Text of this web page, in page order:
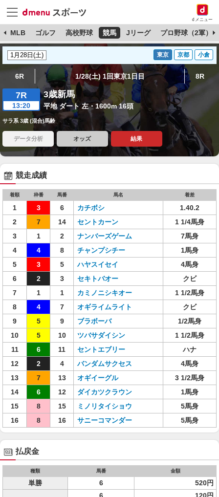
dメニュー
MLB ゴルフ 高校野球 競馬 Jリーグ プロ野球（2軍）
東京 京都 小倉
6R 1/28(土) 1回東京1日目 8R
7R
13:20
3歳新馬
平地 ダート 左・1600m 16頭
サラ系 3歳 (混合)馬齢
データ分析 オッズ 結果
競走成績
着順 枠番 馬番 馬名 着差
1 3 6 カチボシ
1.40.2
2
7 14 セントカーン
1 1/4馬身
3
1 2 ナンバーズゲーム
7馬身
4
4 8 チャンプシチー
1馬身
5
3 5 ハヤスイセイ
4馬身
6
2 3 セキトバオー
クビ
7
1 1 カミノニシキオー
1 1/2馬身
8
4 7 オギライムライト
クビ
9
5 9 ブラボーバ
1/2馬身
10
5 10 ツバサダイシン
1 1/2馬身
11
6 11 セントエブリー
ハナ
12
2 4 バンダムサクセス
4馬身
13
7 13 オギイーグル
3 1/2馬身
14
6 12 ダイカツクラウン
1馬身
15
8 15 ミノリタイショウ
5馬身
16
8 16 サニーコマンダー 5馬身
払戻金
種類 馬番 金額
単勝 6 520円